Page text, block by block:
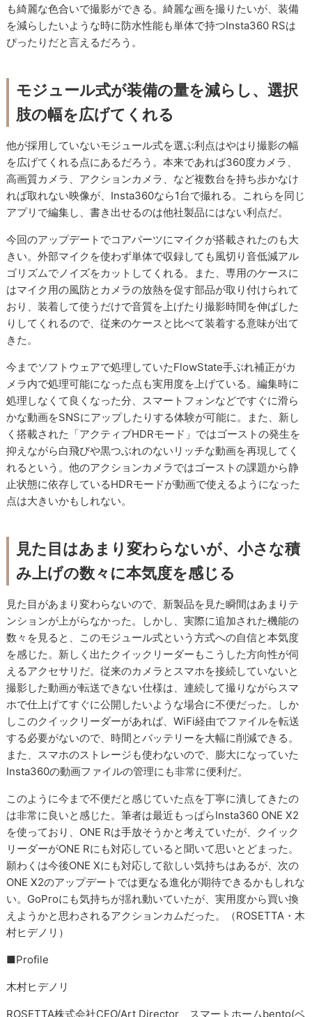
も綺麗な色合いで撮影ができる。綺麗な画を撮りたいが、装備
を減らしたいような時に防水性能も単体で持つInsta360 RSは
ぴったりだと言えるだろう。
モジュール式が装備の量を減らし、選択
肢の幅を広げてくれる
他が採用していないモジュール式を選ぶ利点はやはり撮影の幅
を広げてくれる点にあるだろう。本来であれば360度カメラ、
高画質カメラ、アクションカメラ、など複数台を持ち歩かなけ
れば取れない映像が、Insta360なら1台で撮れる。これらを同じ
アプリで編集し、書き出せるのは他社製品にはない利点だ。
今回のアップデートでコアパーツにマイクが搭載されたのも大
きい。外部マイクを使わず単体で収録しても風切り音低減アル
ゴリズムでノイズをカットしてくれる。また、専用のケースに
はマイク用の風防とカメラの放熱を促す部品が取り付けられて
おり、装着して使うだけで音質を上げたり撮影時間を伸ばした
りしてくれるので、従来のケースと比べて装着する意味が出て
きた。
今までソフトウェアで処理していたFlowState手ぶれ補正がカ
メラ内で処理可能になった点も実用度を上げている。編集時に
処理しなくて良くなった分、スマートフォンなどですぐに滑ら
かな動画をSNSにアップしたりする体験が可能に。また、新し
く搭載された「アクティブHDRモード」ではゴーストの発生を
抑えながら白飛びや黒つぶれのないリッチな動画を再現してく
れるという。他のアクションカメラではゴーストの課題から静
止状態に依存しているHDRモードが動画で使えるようになった
点は大きいかもしれない。
見た目はあまり変わらないが、小さな積
み上げの数々に本気度を感じる
見た目があまり変わらないので、新製品を見た瞬間はあまりテ
ンションが上がらなかった。しかし、実際に追加された機能の
数々を見ると、このモジュール式という方式への自信と本気度
を感じた。新しく出たクイックリーダーもこうした方向性が伺
えるアクセサリだ。従来のカメラとスマホを接続していないと
撮影した動画が転送できない仕様は、連続して撮りながらスマ
ホで仕上げてすぐに公開したいような場合に不便だった。しか
しこのクイックリーダーがあれば、WiFi経由でファイルを転送
する必要がないので、時間とバッテリーを大幅に削減できる。
また、スマホのストレージも使わないので、膨大になっていた
Insta360の動画ファイルの管理にも非常に便利だ。
このように今まで不便だと感じていた点を丁寧に潰してきたの
は非常に良いと感じた。筆者は最近もっぱらInsta360 ONE X2
を使っており、ONE Rは手放そうかと考えていたが、クイック
リーダーがONE Rにも対応していると聞いて思いとどまった。
願わくは今後ONE Xにも対応して欲しい気持ちはあるが、次の
ONE X2のアップデートでは更なる進化が期待できるかもしれな
い。GoProにも気持ちが揺れ動いていたが、実用度から買い換
えようかと思わされるアクションカムだった。（ROSETTA・木
村ヒデノリ）
■Profile
木村ヒデノリ
ROSETTA株式会社CEO/Art Director、スマートホームbento(ベ